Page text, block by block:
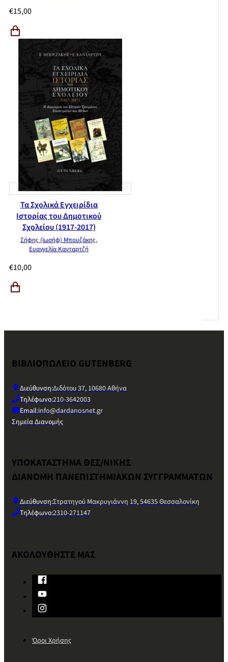
€15,00
Τα Σχολικά Εγχειρίδια
Ιστορίας του Δημοτικού
Σχολείου (1917-2017)
Σήφης (Ιωσήφ) Μπουζάκης,
Ευαγγελία Κανταρτζή
€10,00
ΒΙΒΛΙΟΠΩΛΕΙΟ GUTENBERG
Διεύθυνση:Διδότου 37, 10680 Αθήνα
Τηλέφωνο:210-3642003
Email:info@dardanosnet.gr
Σημεία Διανομής
ΥΠΟΚΑΤΑΣΤΗΜΑ ΘΕΣ/ΝΙΚΗΣ
ΔΙΑΝΟΜΗ ΠΑΝΕΠΙΣΤΗΜΙΑΚΩΝ ΣΥΓΓΡΑΜΜΑΤΩΝ
Διεύθυνση:Στρατηγού Μακρυγιάννη 19, 54635 Θεσσαλονίκη
Τηλέφωνο:2310-271147
ΑΚΟΛΟΥΘΗΣΤΕ ΜΑΣ
Όροι Χρήσης